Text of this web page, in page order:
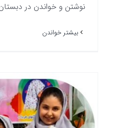
نوشتن و خواندن در دبستان
بیشتر خواندن